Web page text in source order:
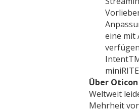
eine mit
Über Oticon
Weltweit
Mehrheit